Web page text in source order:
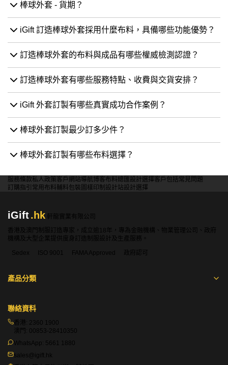
棒球外套 - 貨期？
iGift 訂造棒球外套採用什麼布料，具備哪些功能優勢？
訂造棒球外套的布料與成品有哪些權威檢測認證？
訂造棒球外套有哪些服務特點、收費與交貨安排？
iGift 外套訂製有哪些真實成功合作案例？
棒球外套訂製最少訂多少件？
棒球外套訂製有哪些布料選擇？
服務條款私人政策客戶 網站導航博客布料總匯設計選擇客戶包括常見問題
訂購指引 常用布料輔料包裝 圖樣印制 設計站設計選擇
iGift.hk
軒龍實業有限公司
香港及澳門制服訂造專家，成立逾18年，專為金融機構、物業管理公司、政府
機構及大型企業提供度身訂造制服設計及生產服務。
Sedex
ISO 9001 FAMA Approved 政府認可
產品分類
聯絡資料
香港: 2360 1900
澳門: 00853-28410350
WhatsApp: 5661 1880
sales@igift.hk